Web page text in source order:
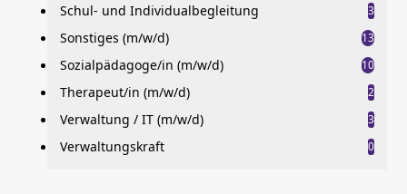
Schul- und Individualbegleitung 3
Sonstiges (m/w/d) 13
Sozialpädagoge/in (m/w/d) 10
Therapeut/in (m/w/d) 2
Verwaltung / IT (m/w/d) 3
Verwaltungskraft 0